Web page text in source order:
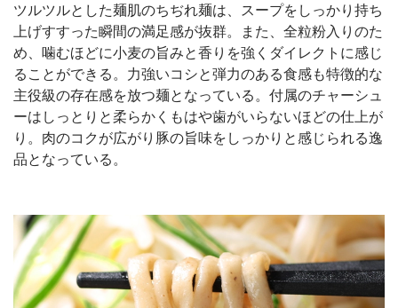
ツルツルとした麺肌のちぢれ麺は、スープをしっかり持ち
上げすすった瞬間の満足感が抜群。また、全粒粉入りのた
め、噛むほどに小麦の旨みと香りを強くダイレクトに感じ
ることができる。力強いコシと弾力のある食感も特徴的な
主役級の存在感を放つ麺となっている。付属のチャーシュ
ーはしっとりと柔らかくもはや歯がいらないほどの仕上が
り。肉のコクが広がり豚の旨味をしっかりと感じられる逸
品となっている。